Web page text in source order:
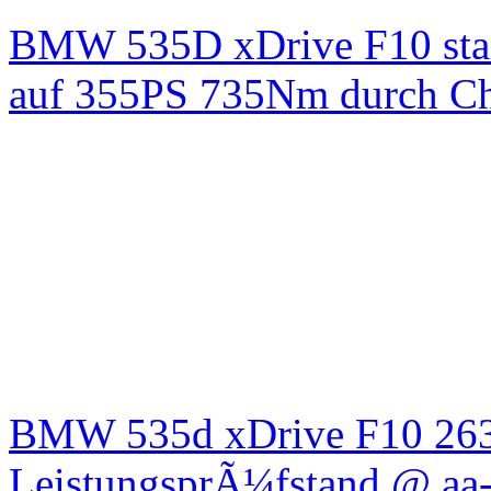
BMW 535D xDrive F10
auf 355PS 735Nm durch
BMW 535d xDrive F10